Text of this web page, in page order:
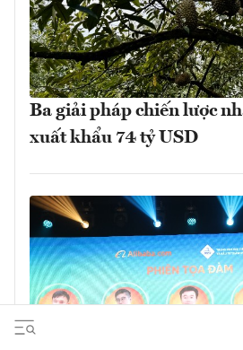
Ba giải pháp chiến lược
xuất khẩu 74 tỷ USD